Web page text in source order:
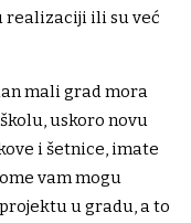
realizaciji ili su već
mali grad mora
uskoro novu
i šetnice, imate
vam mogu
u gradu, a to